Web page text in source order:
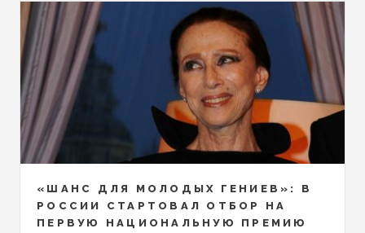
«ШАНС ДЛЯ МОЛОДЫХ ГЕНИЕВ»: В
РОССИИ СТАРТОВАЛ ОТБОР НА
ПЕРВУЮ НАЦИОНАЛЬНУЮ ПРЕМИЮ